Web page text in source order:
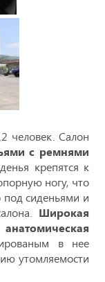
человек. Салон
с ремнями
крепятся к
ногу, что
под сиденьями и
Широкая
в нее
утомляемости